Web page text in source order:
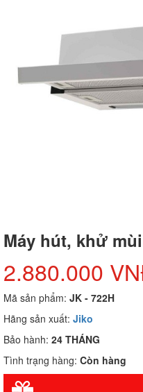
Máy hút, khử
2.880.000
Mã sản phẩm: JK - 722H
Hãng sản xuất: Jiko
Bảo hành: 24 THÁNG
Tình trạng hàng: Còn hàng